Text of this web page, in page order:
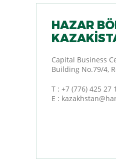
HAZAR
Capital Business
Building No.79/4,
T : +7 (776) 425 27
E :